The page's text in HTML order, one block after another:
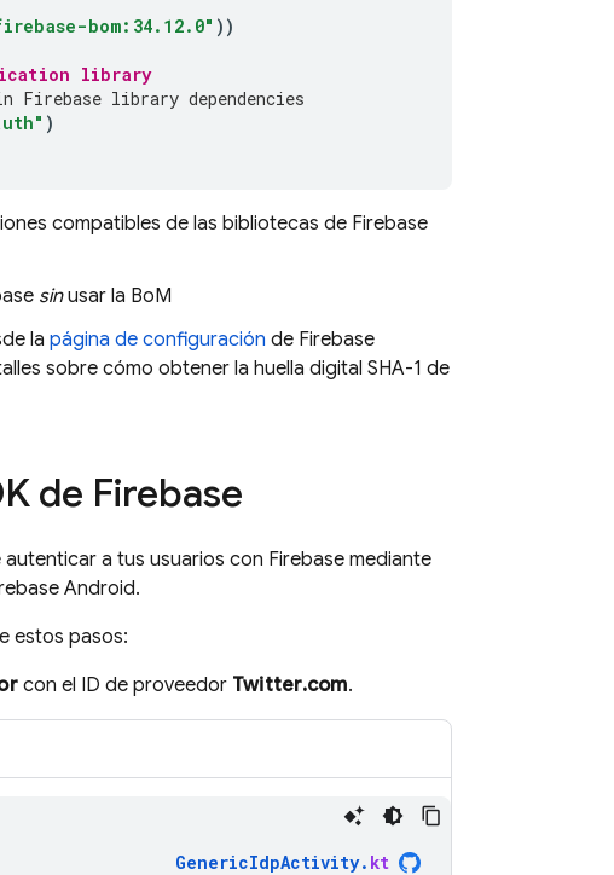
bom:34.12.0" ))
library
library dependencies
)
compatibles de las bibliotecas de Firebase
sinusar la BoM
la página de configuración de Firebase
sobre cómo obtener la huella digital SHA-1 de
de Firebase
autenticar a tus usuarios con Firebase mediante
Android.
estos pasos:
con el ID de proveedor Twitter.com.
GenericIdpActivity. kt